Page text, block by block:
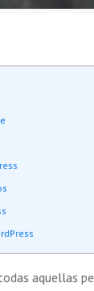
aquellas